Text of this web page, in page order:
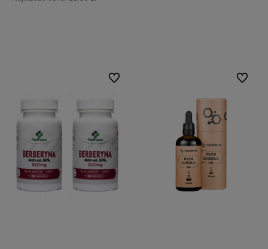
Do ulubionych Do